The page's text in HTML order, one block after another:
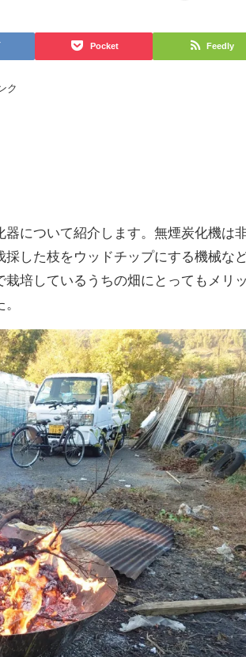
Pocket Feedly
ク
について紹介します。無煙炭化機は
した枝をウッドチップにする機械な
培しているうちの畑にとってもメリ